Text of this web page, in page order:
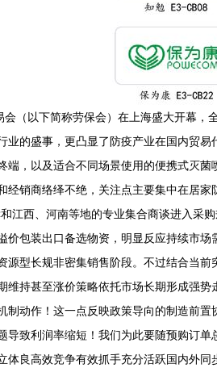
（以下简称劳保会）在上海盛大开幕
业的盛事，更凸显了防疫产业在国内贸
端，以及适合不同场景使用的便携式灭
经销商络绎不绝，关注点主要集中在居
江西、河南等地的专业集合商谈进入采
价包装出口备选物资，明显反应持续市
源型长规非密集销售阶段。不过结合当
维持甚至涨价策略依托市场长期形成强
制动作！这一点反映政策导向的制造前
导致利润率缩短！我们为此要随预购订
体良高效竞争有效抓手充分活跃国内外